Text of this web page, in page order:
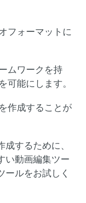
フォーマットに
ムワークを持
可能にします。
作成することが
するために、
い動画編集ツー
ールをお試しく